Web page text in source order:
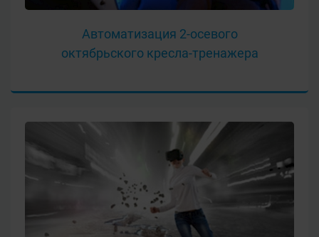
Автоматизация 2-осевого
октябрьского кресла-тренажера